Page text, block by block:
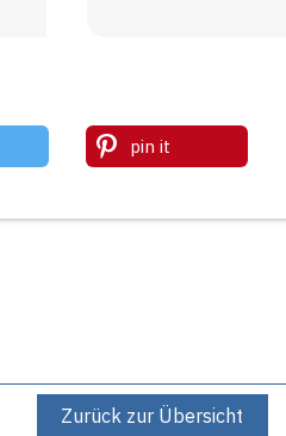
pin it
Zurück zur Übersicht